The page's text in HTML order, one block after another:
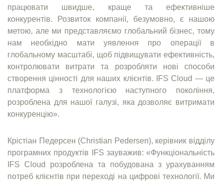
працювати швидше, краще та ефективніше
конкурентів. Розвиток компанії, безумовно, є нашою
метою, але ми представляємо глобальний бізнес, тому
нам необхідно мати уявлення про операції в
глобальному масштабі, щоб підвищувати ефективність,
контролювати витрати та розробляти нові способи
створення цінності для наших клієнтів. IFS Cloud — це
платформа з технологією наступного покоління,
розроблена для нашої галузі, яка дозволяє витримати
конкуренцію».
Крістіан Педерсен (Christian Pedersen), керівник відділу
програмних продуктів IFS зауважив: «Функціональність
IFS Cloud розроблена та побудована з урахуванням
потреб клієнтів при переході на цифрові технології. Ми